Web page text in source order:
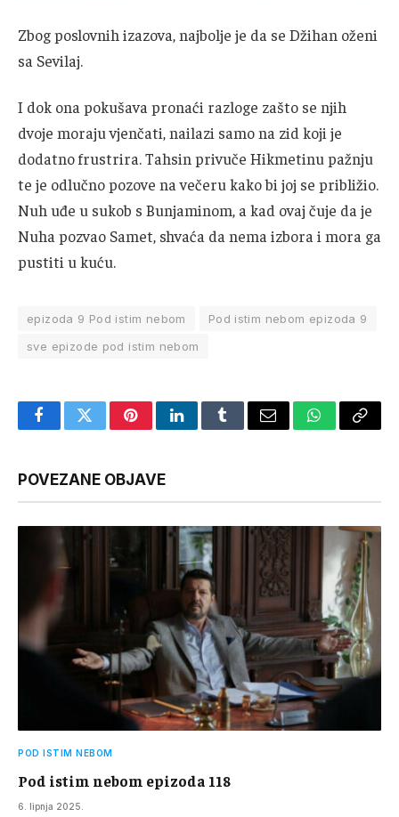
Zbog poslovnih izazova, najbolje je da se Džihan oženi
sa Sevilaj.
I dok ona pokušava pronaći razloge zašto se njih
dvoje moraju vjenčati, nailazi samo na zid koji je
dodatno frustrira. Tahsin privuče Hikmetinu pažnju
te je odlučno pozove na večeru kako bi joj se približio.
Nuh uđe u sukob s Bunjaminom, a kad ovaj čuje da je
Nuha pozvao Samet, shvaća da nema izbora i mora ga
pustiti u kuću.
epizoda 9 Pod istim nebom
Pod istim nebom epizoda 9
sve epizode pod istim nebom
FacebookTwitterPinterestLinkedInTumblrEmail WhatsApp
Copy
POVEZANE OBJAVE
POD ISTIM NEBOM
Pod istim nebom epizoda 118
6. lipnja 2025.